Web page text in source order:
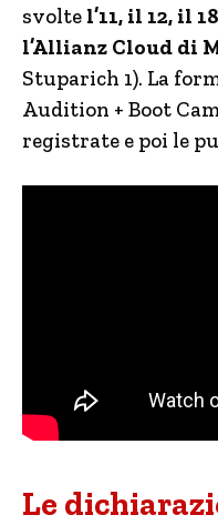
svolte l’11, il 12, il
l’Allianz Cloud di
Stuparich 1). La
Audition + Boot
registrate e poi le
Le